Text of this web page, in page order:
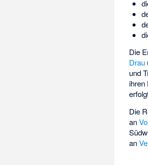
Die
Drau
und
ihren
Die
an
an